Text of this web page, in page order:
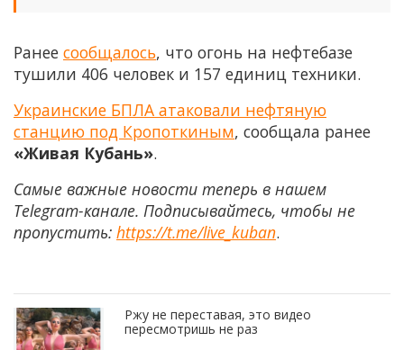
Ранее сообщалось, что огонь на нефтебазе
тушили 406 человек и 157 единиц техники.
Украинские БПЛА атаковали нефтяную
станцию под Кропоткиным, сообщала ранее
«Живая Кубань».
Самые важные новости теперь в нашем
Telegram-канале. Подписывайтесь, чтобы не
пропустить: https://t.me/live_kuban.
Ржу не переставая, это видео
пересмотришь не раз